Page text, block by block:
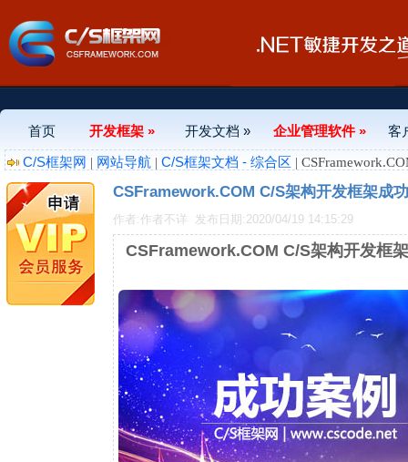
首页 开发框架 » 开发文档 » 企业管理软件 »
客
C/S框架网 | 网站导航 | C/S框架文档 - 综合区 |
CSFramework.COM C/S架构开发框架成
作者:作者不详 发布日期:2020/04/19 14:15:29
CSFramework.COM C/S架构开发框